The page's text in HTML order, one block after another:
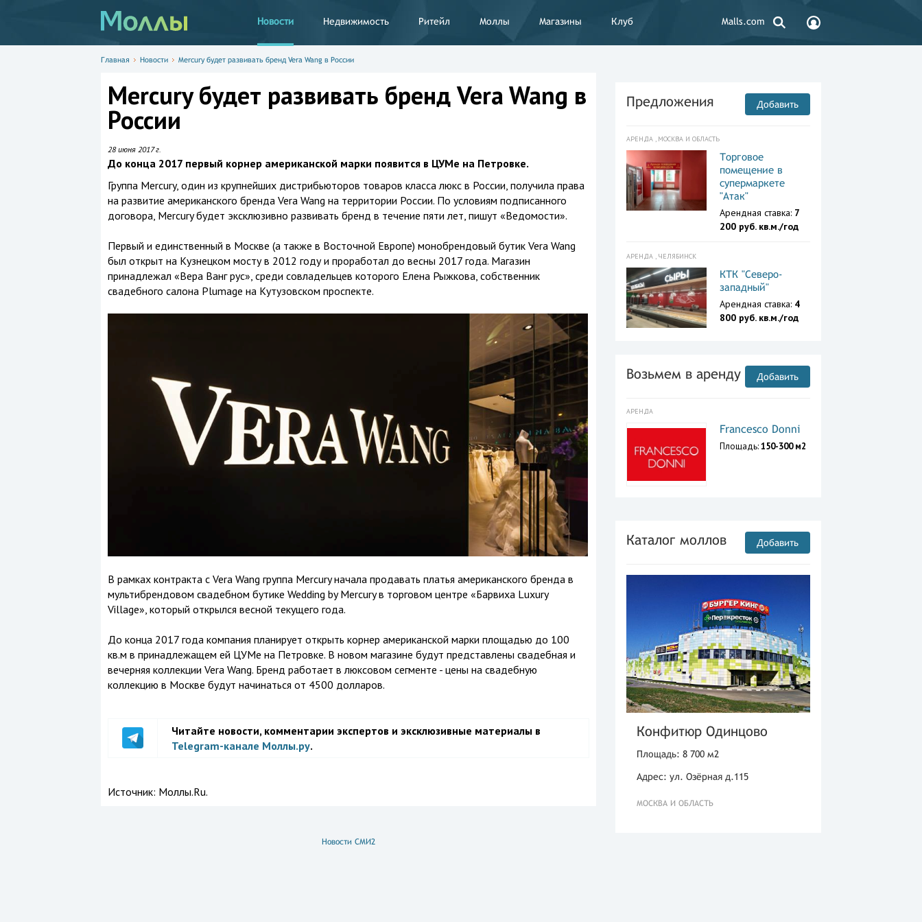
Новости Недвижимость Ритейл Моллы Магазины Клуб Malls.com
Главная Новости Mercury будет развивать бренд Vera Wang в России
Mercury будет развивать бренд Vera Wang в
России
28 июня 2017 г.
До конца 2017 первый корнер американской марки появится в ЦУМе на Петровке.
Группа Mercury, один из крупнейших дистрибьюторов товаров класса люкс в России, получила права
на развитие американского бренда Vera Wang на территории России. По условиям подписанного
договора, Mercury будет эксклюзивно развивать бренд в течение пяти лет, пишут «Ведомости».
Первый и единственный в Москве (а также в Восточной Европе) монобрендовый бутик Vera Wang
был открыт на Кузнецком мосту в 2012 году и проработал до весны 2017 года. Магазин
принадлежал «Вера Ванг рус», среди совладельцев которого Елена Рыжкова, собственник
свадебного салона Plumage на Кутузовском проспекте.
В рамках контракта с Vera Wang группа Mercury начала продавать платья американского бренда в
мультибрендовом свадебном бутике Wedding by Mercury в торговом центре «Барвиха Luxury
Village», который открылся весной текущего года.
До конца 2017 года компания планирует открыть корнер американской марки площадью до 100
кв.м в принадлежащем ей ЦУМе на Петровке. В новом магазине будут представлены свадебная и
вечерняя коллекции Vera Wang. Бренд работает в люксовом сегменте - цены на свадебную
коллекцию в Москве будут начинаться от 4500 долларов.
Читайте новости, комментарии экспертов и эксклюзивные материалы в
Telegram-канале Моллы.ру.
Источник: Моллы.Ru.
Новости СМИ2
Предложения Добавить
АРЕНДА , МОСКВА И ОБЛАСТЬ
Торговое
помещение в
супермаркете
"Атак"
Арендная ставка: 7
200 руб. кв.м./год
АРЕНДА , ЧЕЛЯБИНСК
КТК "Северо-
западный"
Арендная ставка: 4
800 руб. кв.м./год
Возьмем в аренду Добавить
АРЕНДА
Francesco Donni
Площадь:150-300 м2
Каталог моллов Добавить
Конфитюр Одинцово
Площадь: 8 700 м2
Адрес: ул. Озёрная д.115
МОСКВА И ОБЛАСТЬ